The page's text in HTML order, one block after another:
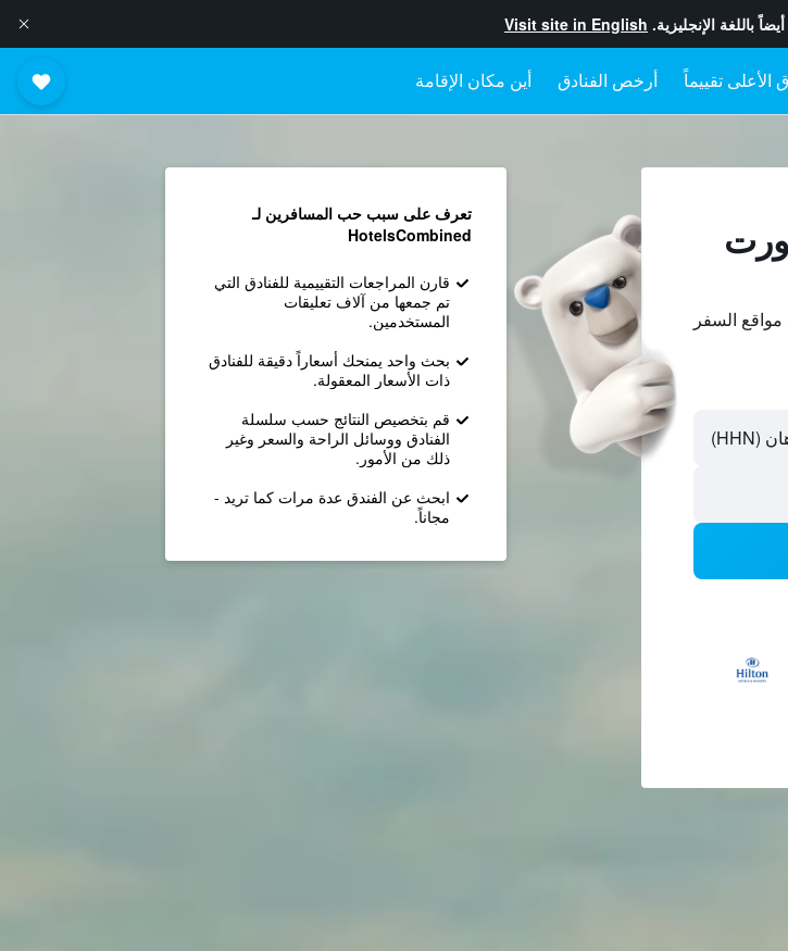
باللغة الإنجليزية. Visit site in English
الأعلى تقييماً أرخص الفنادق أين مكان الإقامة
السفر
تعرف على سبب حب المسافرين لـ
HotelsCombined
قارن المراجعات التقييمية للفنادق التي
تم جمعها من آلاف تعليقات
المستخدمين.
بحث واحد يمنحك أسعاراً دقيقة للفنادق
ذات الأسعار المعقولة.
قم بتخصيص النتائج حسب سلسلة
الفنادق ووسائل الراحة والسعر وغير
ذلك من الأمور.
ابحث عن الفندق عدة مرات كما تريد -
مجاناً.